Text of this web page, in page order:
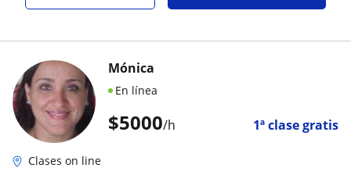
$5000/h 1ª clase gratis
Mónica
En línea
Clases on line